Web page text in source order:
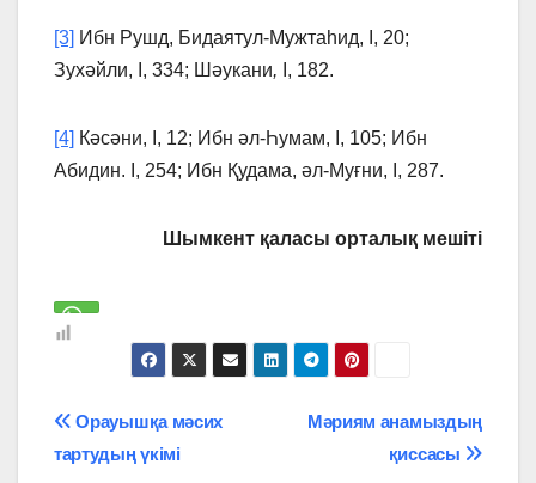
[3] Ибн Рушд, Бидаятул-Мужтаһид, І, 20;
Зухәйли, І, 334; Шәукани, І, 182.
[4] Кәсәни, І, 12; Ибн әл-Һумам, І, 105; Ибн
Абидин. І, 254; Ибн Қудама, әл-Муғни, І, 287.
Шымкент қаласы орталық мешіті
Навигация
Мәриям анамыздың
қиссасы
Орауышқа мәсих
тартудың үкімі